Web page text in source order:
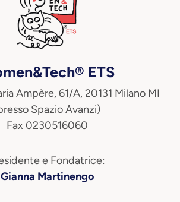
ETS
Ampère, 61/A, 20131 Milano MI
Spazio Avanzi)
Fax 0230516060
e Fondatrice:
Gianna Martinengo